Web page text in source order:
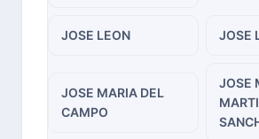
JOSE LEON JOSE
JOSE MARIA DEL
CAMPO
JOSE